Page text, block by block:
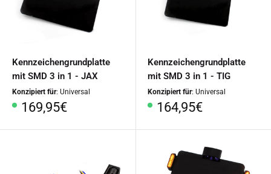
Kennzeichengrundplatte
mit SMD 3 in 1 - JAX
Konzipiert für: Universal
Sonderpreis
169,95€
Kennzeichengrundplatte
mit SMD 3 in 1 - TIG
Konzipiert für: Universal
Sonderpreis
164,95€